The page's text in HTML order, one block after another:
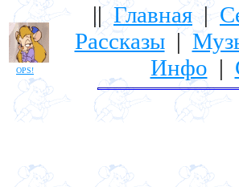
OPS!
||Главная|
Рассказы|
Инфо |